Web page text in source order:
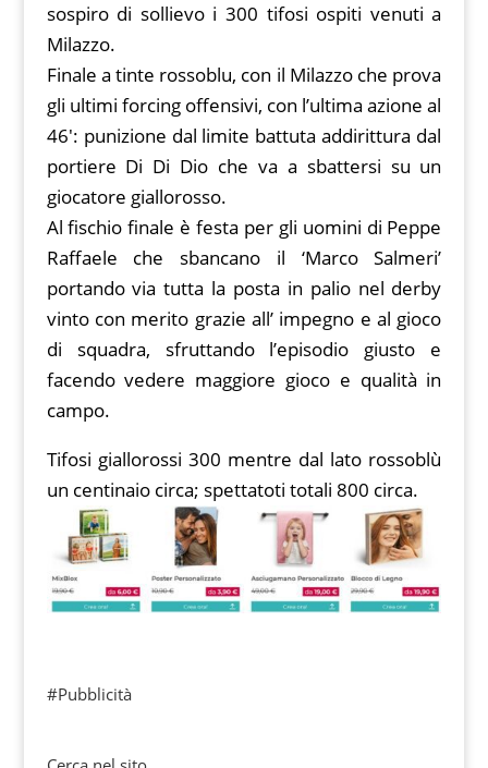
sospiro di sollievo i 300 tifosi ospiti venuti a
Milazzo.
Finale a tinte rossoblu, con il Milazzo che prova
gli ultimi forcing offensivi, con l’ultima azione al
46′: punizione dal limite battuta addirittura dal
portiere Di Di Dio che va a sbattersi su un
giocatore giallorosso.
Al fischio finale è festa per gli uomini di Peppe
Raffaele che sbancano il ‘Marco Salmeri’
portando via tutta la posta in palio nel derby
vinto con merito grazie all’ impegno e al gioco
di squadra, sfruttando l’episodio giusto e
facendo vedere maggiore gioco e qualità in
campo.
Tifosi giallorossi 300 mentre dal lato rossoblù
un centinaio circa; spettatoti totali 800 circa.
#Pubblicità